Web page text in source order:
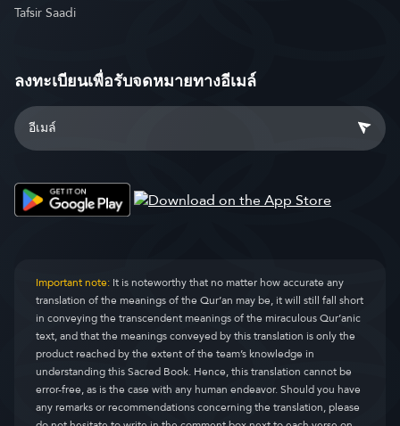
Tafsir Saadi
ลงทะเบียนเพื่อรับจดหมายทางอีเมล์
Important note:It is noteworthy that no matter how accurate any
translation of the meanings of the Qur’an may be, it will still fall short
in conveying the transcendent meanings of the miraculous Qur’anic
text, and that the meanings conveyed by this translation is only the
product reached by the extent of the team’s knowledge in
understanding this Sacred Book. Hence, this translation cannot be
error-free, as is the case with any human endeavor. Should you have
any remarks or recommendations concerning the translation, please